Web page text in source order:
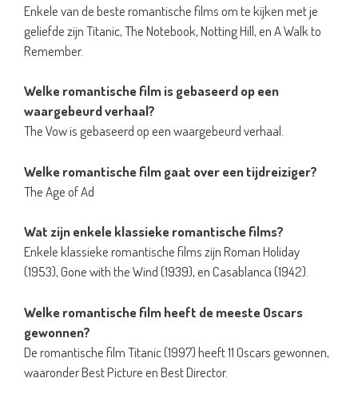
Enkele van de beste romantische films om te kijken met je
geliefde zijn Titanic, The Notebook, Notting Hill, en A Walk to
Remember.
Welke romantische film is gebaseerd op een
waargebeurd verhaal?
The Vow is gebaseerd op een waargebeurd verhaal.
Welke romantische film gaat over een tijdreiziger?
The Age of Ad
Wat zijn enkele klassieke romantische films?
Enkele klassieke romantische films zijn Roman Holiday
(1953), Gone with the Wind (1939), en Casablanca (1942).
Welke romantische film heeft de meeste Oscars
gewonnen?
De romantische film Titanic (1997) heeft 11 Oscars gewonnen,
waaronder Best Picture en Best Director.